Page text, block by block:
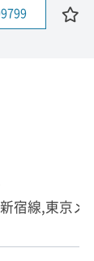
宿線,東京メ